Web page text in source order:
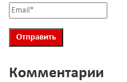
Комментарии